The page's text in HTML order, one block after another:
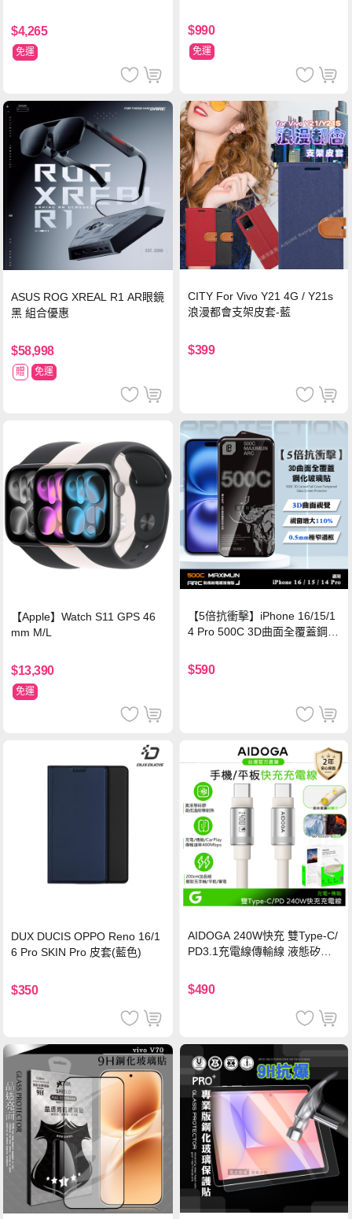
$4,265
免運
$990
免運
ASUS ROG XREAL R1 AR眼鏡
黑 組合優惠
$58,998
贈 免運
CITY For Vivo Y21 4G / Y21s
浪漫都會支架皮套-藍
$399
【Apple】Watch S11 GPS 46
mm M/L
$13,390
免運
【5倍抗衝擊】iPhone 16/15/1
4 Pro 500C 3D曲面全覆蓋鋼化
保護貼
$590
DUX DUCIS OPPO Reno 16/1
6 Pro SKIN Pro 皮套(藍色)
$350
AIDOGA 240W快充 雙Type-C/
PD3.1充電線傳輸線 液態矽膠
機/平板/筆電
$490